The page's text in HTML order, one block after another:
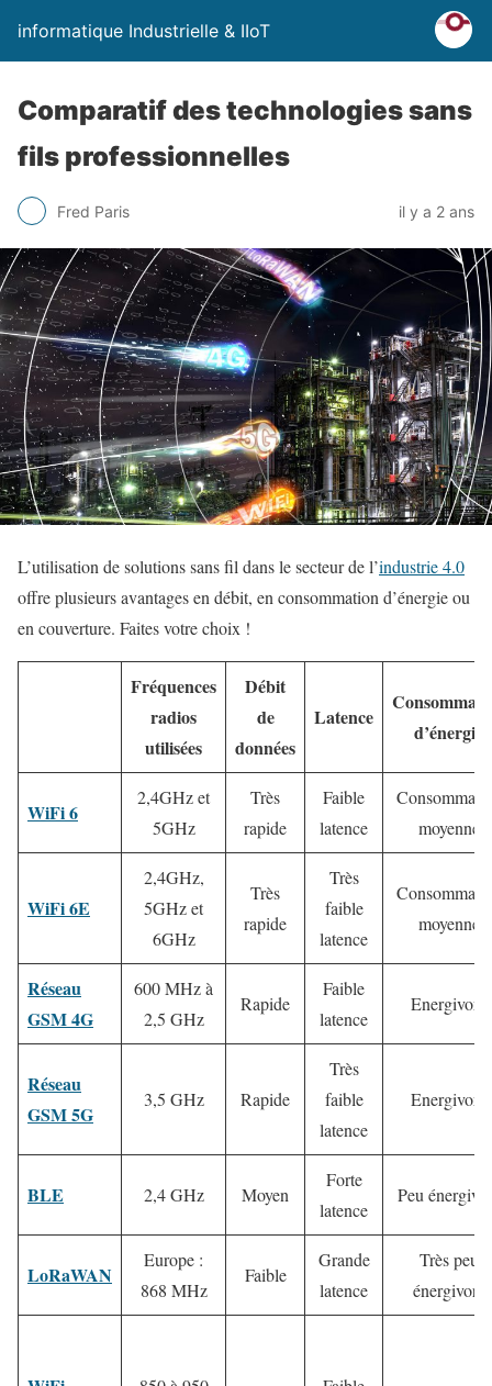
informatique Industrielle & IIoT
Comparatif des technologies sans
fils professionnelles
Fred Paris il y a 2 ans
L’utilisation de solutions sans fil dans le secteur de l’industrie 4.0
offre plusieurs avantages en débit, en consommation d’énergie ou
en couverture. Faites votre choix !
Fréquences
radios
utilisées
Débit
de
données
Latence
d’énergie
WiFi 6
2,4GHz et
5GHz
Très
rapide
Faible
latence
moyenne
WiFi 6E
2,4GHz,
5GHz et
6GHz
Très
rapide
Très
faible
latence
moyenne
Réseau
GSM 4G
600 MHz à
2,5 GHz
Rapide
Faible
latence
Energivore
Réseau
GSM 5G
3,5 GHz Rapide
Très
faible
latence
Energivore
BLE 2,4 GHz Moyen
Forte
latence
Peu
LoRaWAN
Europe :
868 MHz
Faible
Grande
latence
Très peu
énergivore